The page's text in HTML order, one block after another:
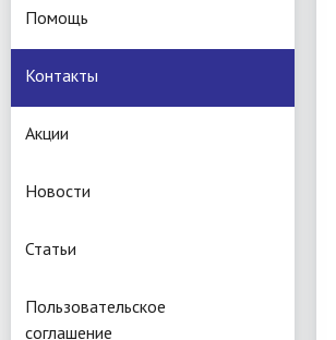
Помощь
Контакты
Акции
Новости
Статьи
Пользовательское
соглашение